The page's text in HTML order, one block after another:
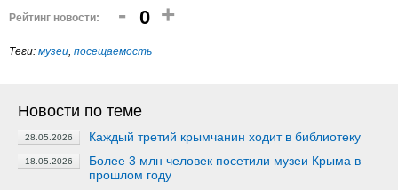
Рейтинг новости: - 0 +
Теги: музеи, посещаемость
Новости по теме
28.05.2026 Каждый третий крымчанин ходит в библиотеку
18.05.2026
Более 3 млн человек посетили музеи Крыма в
прошлом году